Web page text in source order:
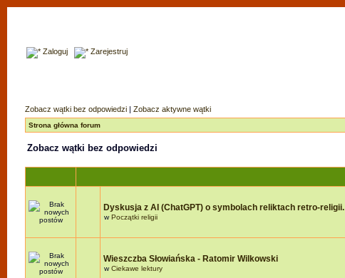
Zaloguj Zarejestruj
Zobacz wątki bez odpowiedzi | Zobacz aktywne wątki
Strona główna forum
Zobacz wątki bez odpowiedzi
Dyskusja z AI (ChatGPT) o symbolach reliktach retro-religii.
wPoczątki religii
Wieszczba Słowiańska - Ratomir Wilkowski
wCiekawe lektury